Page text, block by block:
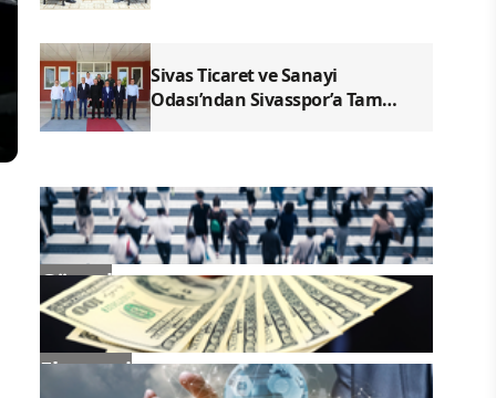
Sivas Ticaret ve Sanayi
Odası’ndan Sivasspor’a Tam
Güncel
Ekonomi